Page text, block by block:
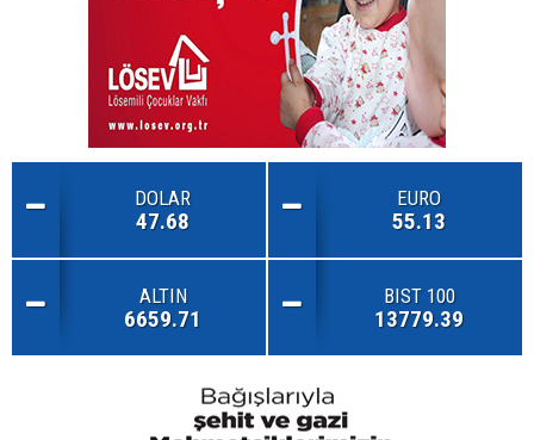
DOLAR
47.68
EURO
55.13
ALTIN
6659.71
BIST 100
13779.39